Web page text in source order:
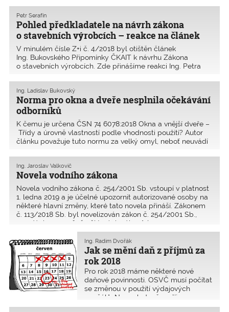
shrnutí Předkládaný materiál byl vypracován Ministerst
Pohled předkladatele na návrh zákona
o stavebních výrobcích – reakce na článek
Petr Serafín
V minulém čísle Z+i č. 4/2018 byl otištěn článek
Ing. Bukovského Připomínky ČKAIT k návrhu Zákona
o stavebních výrobcích. Zde přinášíme reakci Ing. Petra
z Ministerstva průmyslu a obchodu. V perexu článku
Norma pro okna a dveře nesplnila očekávání
odborníků
Ing. Ladislav Bukovský
K čemu je určena ČSN 74 6078:2018 Okna a vnější dveře –
Třídy a úrovně vlastností podle vhodnosti použití? Autor
článku považuje tuto normu za velký omyl, neboť neuvádí
jejich návrh a výběr výrobků pro je
Novela vodního zákona
Ing. Jaroslav Valkovič
Novela vodního zákona č. 254/2001 Sb. vstoupí v platnost
1. ledna 2019 a je účelné upozornit autorizované osoby na
některé hlavní změny, které tato novela přináší. Zákonem
č. 113/2018 Sb. byl novelizován zákon č. 254/2001 Sb.,
o vodách a o změně některých zákonů (
Jak se mění daň z příjmů za
rok 2018
Ing. Radim Dvořák
Pro rok 2018 máme některé nové
daňové povinnosti. OSVČ musí počítat
se změnou v použití výdajových
paušálů. Naopak daně z příjmu
zaměstnanců se stále počítají ze